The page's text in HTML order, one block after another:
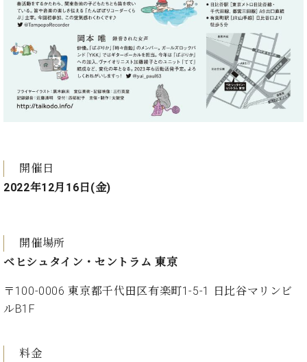
C.BECHSTEIN
ヒ
シ
ュ
タ
イ
ル)
ピア
ノ特
古】
イ
ン
ト
王
子
ロ
グ
ク
セ
問
開催日
2022年12月16日(金)
開催場所
ベヒシュタイン・セントラム 東京
〒100-0006 東京都千代田区有楽町1-5-1 日比谷マリンビ
ルB1F
料金